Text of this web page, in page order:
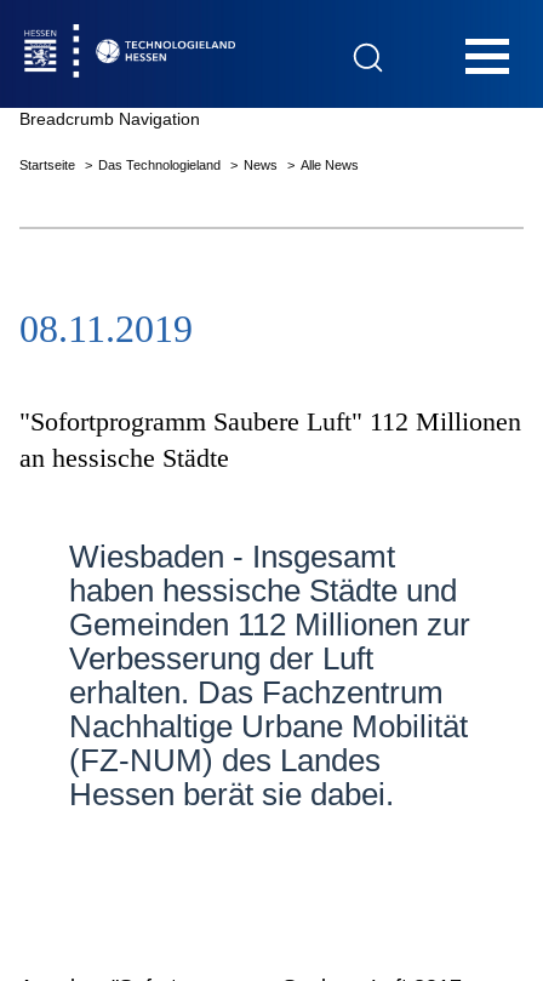
Das Technologieland
Innovationsfelder
Netzwerke
Breadcrumb Navigation
Startseite Das Technologieland News Alle News
08.11.2019
"Sofortprogramm Saubere Luft" 112 Millionen
an hessische Städte
Wiesbaden - Insgesamt
haben hessische Städte und
Gemeinden 112 Millionen zur
Verbesserung der Luft
erhalten. Das Fachzentrum
Nachhaltige Urbane Mobilität
(FZ-NUM) des Landes
Hessen berät sie dabei.